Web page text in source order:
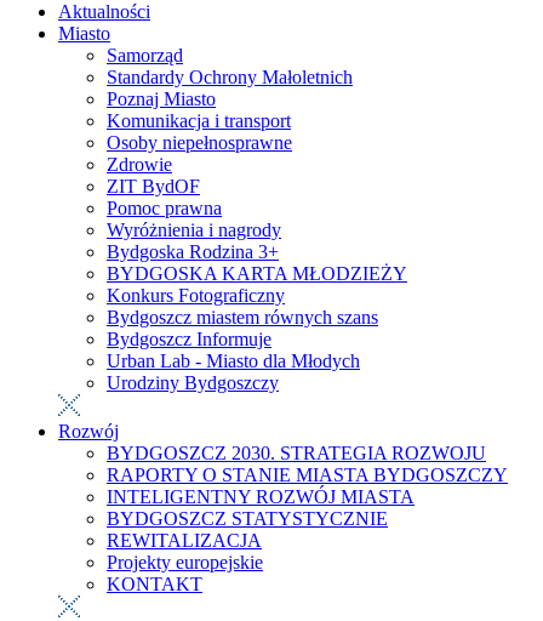
Aktualności
Miasto
Samorząd
Standardy Ochrony Małoletnich
Poznaj Miasto
Komunikacja i transport
Osoby niepełnosprawne
Zdrowie
ZIT BydOF
Pomoc prawna
Wyróżnienia i nagrody
Bydgoska Rodzina 3+
BYDGOSKA KARTA MŁODZIEŻY
Konkurs Fotograficzny
Bydgoszcz miastem równych szans
Bydgoszcz Informuje
Urban Lab - Miasto dla Młodych
Urodziny Bydgoszczy
Rozwój
BYDGOSZCZ 2030. STRATEGIA ROZWOJU
RAPORTY O STANIE MIASTA BYDGOSZCZY
INTELIGENTNY ROZWÓJ MIASTA
BYDGOSZCZ STATYSTYCZNIE
REWITALIZACJA
Projekty europejskie
KONTAKT